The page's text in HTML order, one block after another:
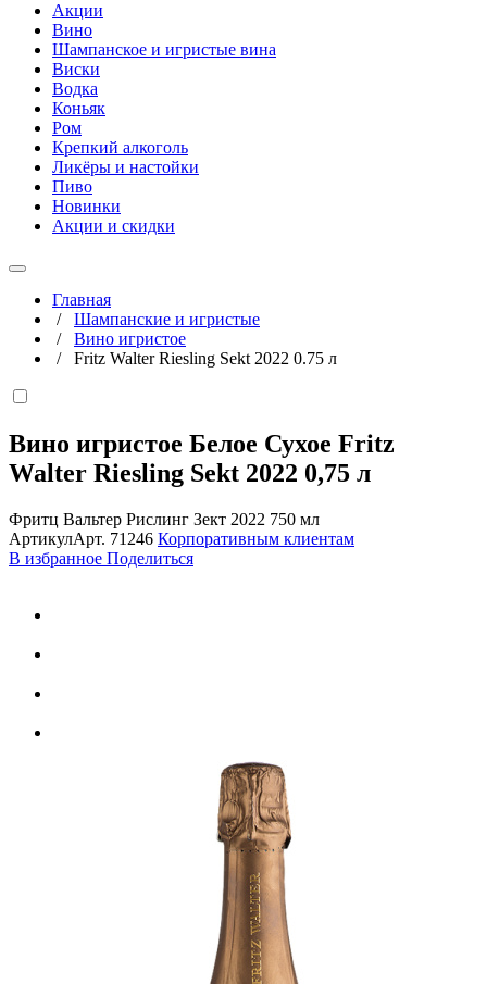
Акции
Вино
Шампанское и игристые вина
Виски
Водка
Коньяк
Ром
Крепкий алкоголь
Ликёры и настойки
Пиво
Новинки
Акции и скидки
Главная
/ Шампанские и игристые
/ Вино игристое
/ Fritz Walter Riesling Sekt 2022 0.75 л
Вино игристое Белое Сухое Fritz
Walter Riesling Sekt 2022 0,75 л
Фритц Вальтер Рислинг Зект 2022 750 мл
АртикулАрт. 71246 Корпоративным клиентам
В избранное Поделиться